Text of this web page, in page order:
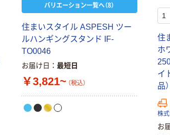
バリエーション一覧へ（8）
住まいスタイル ASPESH ツー
ルハンギングスタンド IF-
TO0046
お届け日 最短日
￥3,821~ （税込）
住
ホ
イ
品）
株
お